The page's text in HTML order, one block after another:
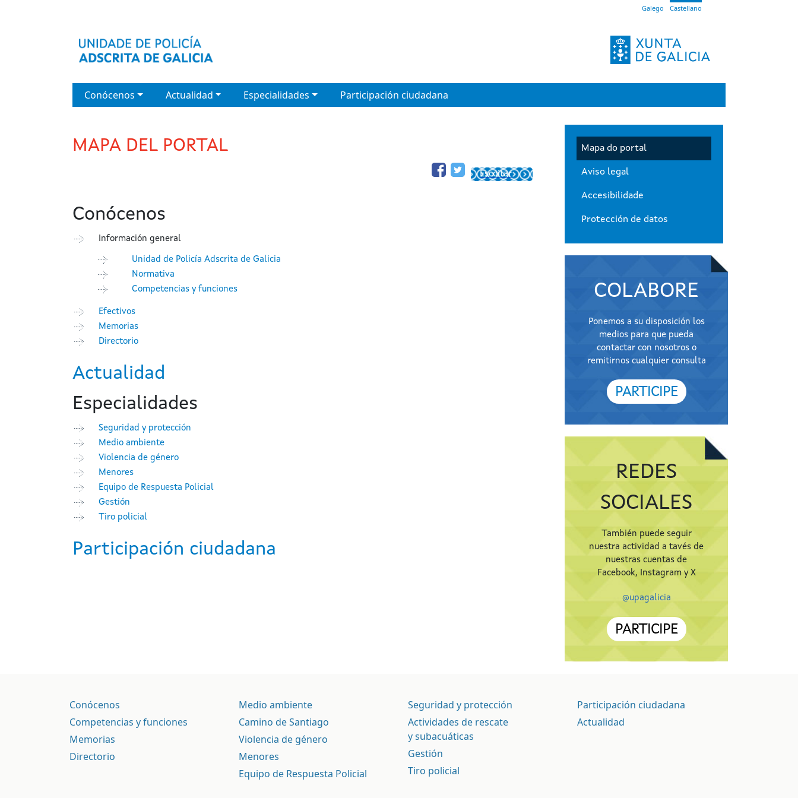
Galego Castellano
Menú principal
Conócenos Actualidad Especialidades Participación ciudadana
MAPA DEL PORTAL
Escoitar
Conócenos
Información general
Unidad de Policía Adscrita de Galicia
Normativa
Competencias y funciones
Efectivos
Memorias
Directorio
Actualidad
Especialidades
Seguridad y protección
Medio ambiente
Violencia de género
Menores
Equipo de Respuesta Policial
Gestión
Tiro policial
Participación ciudadana
Menú principal
Mapa do portal
Aviso legal
Accesibilidade
Protección de datos
COLABORE
Ponemos a su disposición los
medios para que pueda
contactar con nosotros o
remitirnos cualquier consulta
PARTICIPE
REDES
SOCIALES
También puede seguir
nuestra actividad a tavés de
nuestras cuentas de
Facebook, Instagram y X
@upagalicia
PARTICIPE
Conócenos
Competencias y funciones
Memorias
Directorio
Medio ambiente
Camino de Santiago
Violencia de género
Menores
Equipo de Respuesta Policial
Seguridad y protección
Actividades de rescate
y subacuáticas
Gestión
Tiro policial
Participación ciudadana
Actualidad